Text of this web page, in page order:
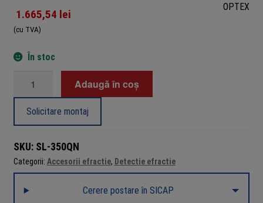
1.665,54 lei
(cu TVA)
OPTEX
În stoc
100m
-
SL-
Adaugă în coș
Solicitare montaj
SKU: SL-350QN
Categorii: Accesorii efractie, Detectie efractie
Cerere postare în SICAP